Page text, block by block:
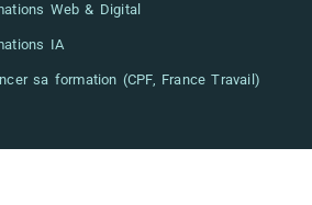
Web & Digital
IA
sa formation (CPF, France Travail)